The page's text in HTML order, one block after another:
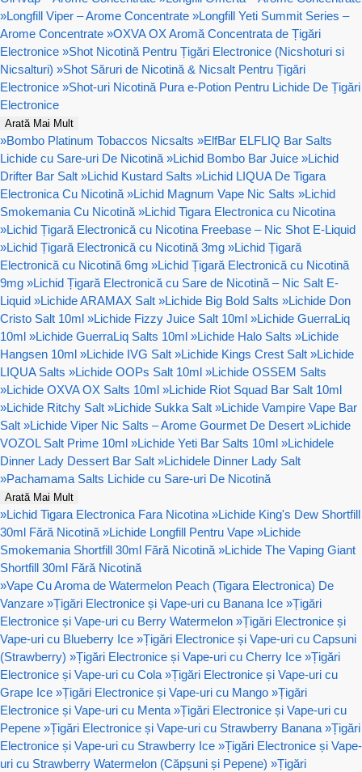
»Longfill Viper – Arome Concentrate »Longfill Yeti Summit Series –
Arome Concentrate »OXVA OX Aromă Concentrata de Țigări
Electronice »Shot Nicotină Pentru Țigări Electronice (Nicshoturi si
Nicsalturi) »Shot Săruri de Nicotină & Nicsalt Pentru Țigări
Electronice »Shot-uri Nicotină Pura e-Potion Pentru Lichide De Țigări
Electronice
Arată Mai Mult
»Bombo Platinum Tobaccos Nicsalts »ElfBar ELFLIQ Bar Salts
Lichide cu Sare-uri De Nicotină »Lichid Bombo Bar Juice »Lichid
Drifter Bar Salt »Lichid Kustard Salts »Lichid LIQUA De Tigara
Electronica Cu Nicotină »Lichid Magnum Vape Nic Salts »Lichid
Smokemania Cu Nicotină »Lichid Tigara Electronica cu Nicotina
»Lichid Țigară Electronică cu Nicotina Freebase – Nic Shot E-Liquid
»Lichid Țigară Electronică cu Nicotină 3mg »Lichid Țigară
Electronică cu Nicotină 6mg »Lichid Țigară Electronică cu Nicotină
9mg »Lichid Țigară Electronică cu Sare de Nicotină – Nic Salt E-
Liquid »Lichide ARAMAX Salt »Lichide Big Bold Salts »Lichide Don
Cristo Salt 10ml »Lichide Fizzy Juice Salt 10ml »Lichide GuerraLiq
10ml »Lichide GuerraLiq Salts 10ml »Lichide Halo Salts »Lichide
Hangsen 10ml »Lichide IVG Salt »Lichide Kings Crest Salt »Lichide
LIQUA Salts »Lichide OOPs Salt 10ml »Lichide OSSEM Salts
»Lichide OXVA OX Salts 10ml »Lichide Riot Squad Bar Salt 10ml
»Lichide Ritchy Salt »Lichide Sukka Salt »Lichide Vampire Vape Bar
Salt »Lichide Viper Nic Salts – Arome Gourmet De Desert »Lichide
VOZOL Salt Prime 10ml »Lichide Yeti Bar Salts 10ml »Lichidele
Dinner Lady Dessert Bar Salt »Lichidele Dinner Lady Salt
»Pachamama Salts Lichide cu Sare-uri De Nicotină
Arată Mai Mult
»Lichid Tigara Electronica Fara Nicotina »Lichide King's Dew Shortfill
30ml Fără Nicotină »Lichide Longfill Pentru Vape »Lichide
Smokemania Shortfill 30ml Fără Nicotină »Lichide The Vaping Giant
Shortfill 30ml Fără Nicotină
»Vape Cu Aroma de Watermelon Peach (Tigara Electronica) De
Vanzare »Țigări Electronice și Vape-uri cu Banana Ice »Țigări
Electronice și Vape-uri cu Berry Watermelon »Țigări Electronice și
Vape-uri cu Blueberry Ice »Țigări Electronice și Vape-uri cu Capsuni
(Strawberry) »Țigări Electronice și Vape-uri cu Cherry Ice »Țigări
Electronice și Vape-uri cu Cola »Țigări Electronice și Vape-uri cu
Grape Ice »Țigări Electronice și Vape-uri cu Mango »Țigări
Electronice și Vape-uri cu Menta »Țigări Electronice și Vape-uri cu
Pepene »Țigări Electronice și Vape-uri cu Strawberry Banana »Țigări
Electronice și Vape-uri cu Strawberry Ice »Țigări Electronice și Vape-
uri cu Strawberry Watermelon (Căpșuni și Pepene) »Țigări